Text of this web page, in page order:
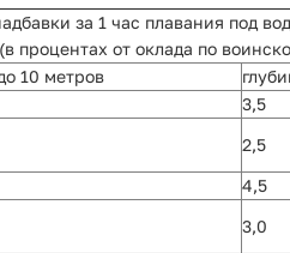
за 1 час плавания под
процентах от оклада по
10 метров
3,5
2,5
4,5
3,0